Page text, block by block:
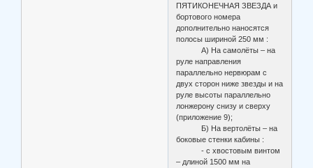
ПЯТИКОНЕЧНАЯ ЗВЕЗДА и
бортового номера
дополнительно наносятся
полосы шириной 250 мм :
А) На самолёты – на
руле направления
параллельно нервюрам с
двух сторон ниже звезды и на
руле высоты параллельно
лонжерону снизу и сверху
(приложение 9);
Б) На вертолёты – на
боковые стенки кабины :
- с хвостовым винтом
– длиной 1500 мм на